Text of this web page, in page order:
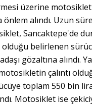
üzerine
önlem alındı. Uzun
Sancaktepe'de
olduğu belirlenen
gözaltına alındı.
çalıntı
toplam 550 bin
Motosiklet ise